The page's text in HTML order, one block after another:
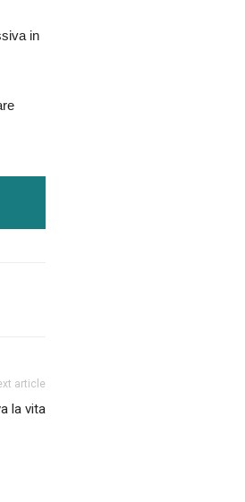
in
article
la vita